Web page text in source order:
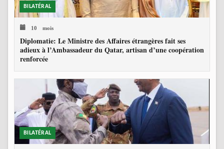
BILATÉRAL
10 mois
Diplomatie: Le Ministre des Affaires étrangères fait ses
adieux à l’Ambassadeur du Qatar, artisan d’une coopération
renforcée
BILATÉRAL